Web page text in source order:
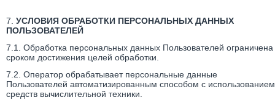
7. УСЛОВИЯ ОБРАБОТКИ ПЕРСОНАЛЬНЫХ ДАННЫХ
ПОЛЬЗОВАТЕЛЕЙ
7.1. Обработка персональных данных Пользователей ограничена
сроком достижения целей обработки.
7.2. Оператор обрабатывает персональные данные
Пользователей автоматизированным способом с использованием
средств вычислительной техники.